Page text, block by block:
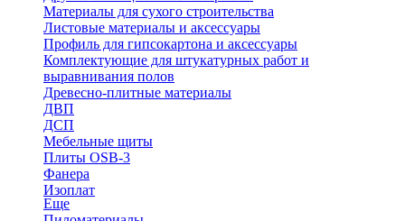
Материалы для сухого строительства
Листовые материалы и аксессуары
Профиль для гипсокартона и аксессуары
Комплектующие для штукатурных работ и
выравнивания полов
Древесно-плитные материалы
ДВП
ДСП
Мебельные щиты
Плиты OSB-3
Фанера
Изоплат
Еще